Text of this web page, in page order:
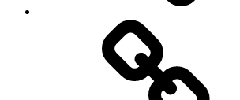
Datenschutzerklärung